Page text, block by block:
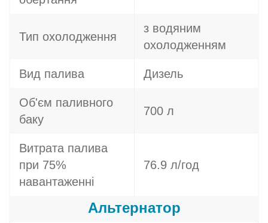
Тип охолодження
з водяним
охолодженням
Вид палива Дизель
Об'єм паливного
баку
700 л
Витрата палива
при 75%
навантаженні
76.9 л/год
Альтернатор